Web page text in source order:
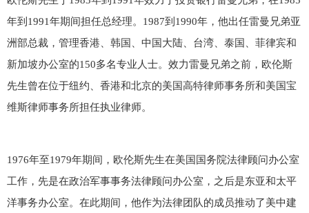
年到1991年期间担任总经理。1987到1990年，他出任雷曼兄弟亚
洲部总裁，管理香港、韩国、中国大陆、台湾、泰国、菲律宾和
新加坡办公室的150多名专业人士。效力雷曼兄弟之前，欧伦斯
先生曾在位于纽约、香港和北京的美国高特律师事务所和美国宝
维斯律师事务所担任执业律师。
1976年至1979年期间，欧伦斯先生在美国国务院法律顾问办公室
工作，先是在政治军事事务法律顾问办公室，之后是东亚和太平
洋事务办公室。在此期间，他作为法律团队的成员推动了美中建